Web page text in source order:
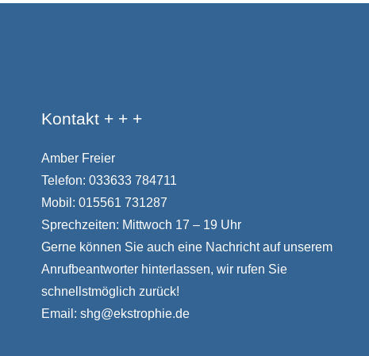
Kontakt + + +
Amber Freier
Telefon:033633 784711
Mobil:015561 731287
Sprechzeiten: Mittwoch 17 – 19 Uhr
Gerne können Sie auch eine Nachricht auf unserem
Anrufbeantworter hinterlassen, wir rufen Sie
schnellstmöglich zurück!
Email:shg@ekstrophie.de